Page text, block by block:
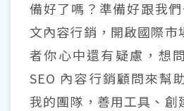
備好了嗎？準備好跟我
文內容行銷，開啟國際市
者你心中還有疑慮，想
SEO 內容行銷顧問來幫
我的團隊，善用工具、創